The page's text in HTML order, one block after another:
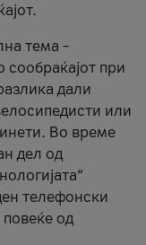
тема –
сообраќајот при
дали
или
Во време
дел од
телефонски
од